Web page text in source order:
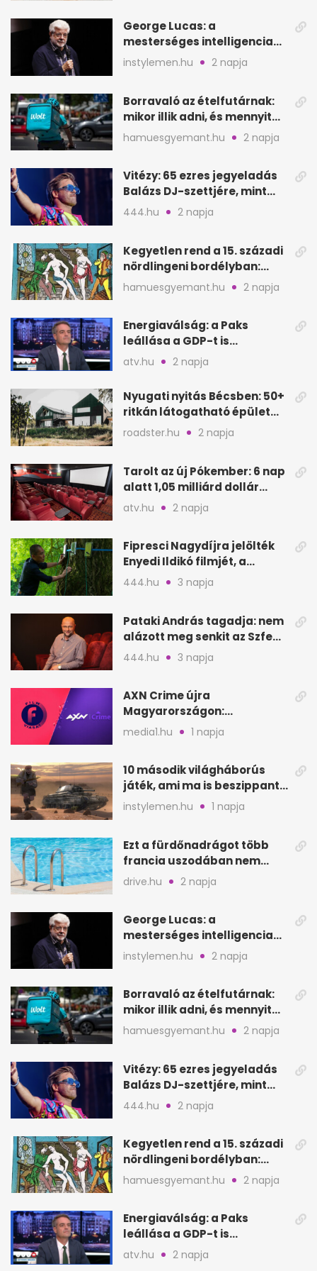
George Lucas: a
mesterséges intelligencia
lehet Hollywood következő
lépése
instylemen.hu 2 napja
Borravaló az ételfutárnak:
mikor illik adni, és mennyit
rendeléskor?
hamuesgyemant.hu 2 napja
Vitézy: 65 ezres jegyeladás
Balázs DJ-szettjére, mint
metró nélküli Puskás-meccs
444.hu 2 napja
Kegyetlen rend a 15. századi
nördlingeni bordélyban:
verés, éheztetés
hamuesgyemant.hu 2 napja
Energiaválság: a Paks
leállása a GDP-t is
megütheti, int az
atv.hu 2 napja
Nyugati nyitás Bécsben: 50+
ritkán látogatható épület
nyílik meg
roadster.hu 2 napja
Tarolt az új Pókember: 6 nap
alatt 1,05 milliárd dollár
bevétel
atv.hu 2 napja
Fipresci Nagydíjra jelölték
Enyedi Ildikó filmjét, a
Csendes barátot
444.hu 3 napja
Pataki András tagadja: nem
alázott meg senkit az Szfe
felvételijén
444.hu 3 napja
AXN Crime újra
Magyarországon:
szeptembertől a Viasat Film
media1.hu 1 napja
10 második világháborús
játék, ami ma is beszippant
a képernyő elé
instylemen.hu 1 napja
Ezt a fürdőnadrágot több
francia uszodában nem
fogadják el
drive.hu 2 napja
George Lucas: a
mesterséges intelligencia
lehet Hollywood következő
lépése
instylemen.hu 2 napja
Borravaló az ételfutárnak:
mikor illik adni, és mennyit
rendeléskor?
hamuesgyemant.hu 2 napja
Vitézy: 65 ezres jegyeladás
Balázs DJ-szettjére, mint
metró nélküli Puskás-meccs
444.hu 2 napja
Kegyetlen rend a 15. századi
nördlingeni bordélyban:
verés, éheztetés
hamuesgyemant.hu 2 napja
Energiaválság: a Paks
leállása a GDP-t is
megütheti, int az
atv.hu 2 napja